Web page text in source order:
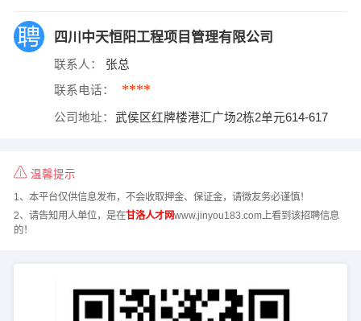
四川中天恒阳工程项目管理有限公司
联系人： 张总
联系电话： ****
公司地址： 武侯区红牌楼港汇广场2栋2单元614-617
温馨提示
1、本平台仅供信息发布，不会收取押金、保证金，请微友务必谨慎！
2、请告知用人单位，是在甘洛人才网www.jinyou183.com上看到该招聘信息
的！